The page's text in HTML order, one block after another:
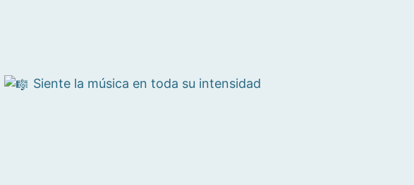
Siente la música en toda su intensidad